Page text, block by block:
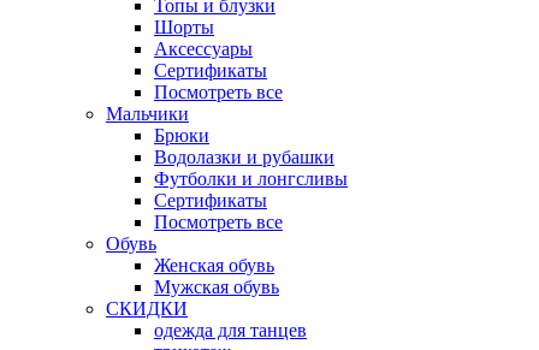
Топы и блузки
Шорты
Аксессуары
Сертификаты
Посмотреть все
Мальчики
Брюки
Водолазки и рубашки
Футболки и лонгсливы
Сертификаты
Посмотреть все
Обувь
Женская обувь
Мужская обувь
СКИДКИ
одежда для танцев